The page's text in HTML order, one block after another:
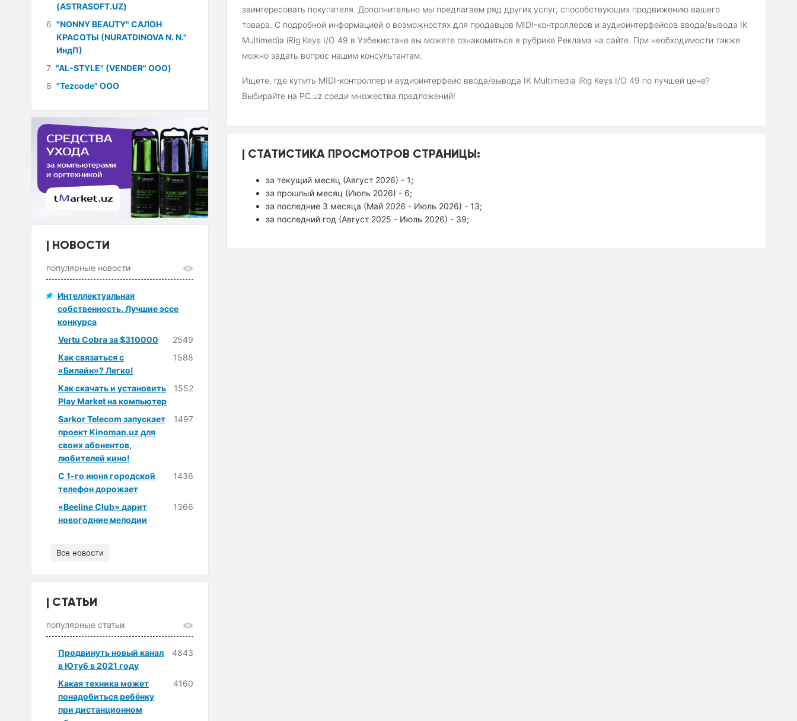
заинтересовать покупателя. Дополнительно мы предлагаем ряд других услуг, способствующих продвижению вашего
товара. С подробной информацией о возможностях для продавцов MIDI-контроллеров и аудиоинтерфейсов ввода/вывода IK
Multimedia iRig Keys I/O 49 в Узбекистане вы можете ознакомиться в рубрике Реклама на сайте. При необходимости также
можно задать вопрос нашим консультантам.
Ищете, где купить MIDI-контроллер и аудиоинтерфейс ввода/вывода IK Multimedia iRig Keys I/O 49 по лучшей цене?
Выбирайте на PC.uz среди множества предложений!
СТАТИСТИКА ПРОСМОТРОВ СТРАНИЦЫ:
за текущий месяц (Август 2026) - 1;
за прошлый месяц (Июль 2026) - 6;
за последние 3 месяца (Май 2026 - Июль 2026) - 13;
за последний год (Август 2025 - Июль 2026) - 39;
(ASTRASOFT.UZ)
6 "NONNY BEAUTY" САЛОН
КРАСОТЫ (NURATDINOVA N. N."
ИндП)
7 "AL-STYLE" (VENDER" ООО)
8 "Tezcode" ООО
НОВОСТИ
популярные новости
Интеллектуальная
собственность. Лучшие эссе
конкурса
Vertu Cobra за $310000
2549
Как связаться с
«Билайн»? Легко!
1588
Как скачать и установить
Play Market на компьютер
1552
Sarkor Telecom запускает
проект Kinoman.uz для
своих абонентов,
любителей кино!
1497
С 1-го июня городской
телефон дорожает
1436
«Beeline Club» дарит
новогодние мелодии
1366
Все новости
СТАТЬИ
популярные статьи
Продвинуть новый канал
в Ютуб в 2021 году
4843
Какая техника может
понадобиться ребёнку
при дистанционном
4160